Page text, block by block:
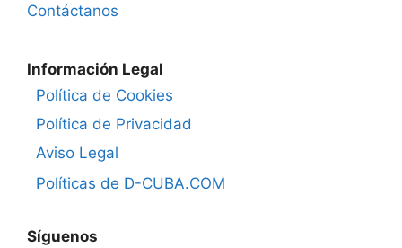
Contáctanos
Información Legal
Política de Cookies
Política de Privacidad
Aviso Legal
Políticas de D-CUBA.COM
Síguenos